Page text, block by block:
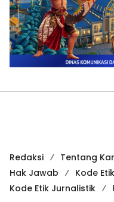
Redaksi Tentang
Hak Jawab
Kode Etik
Kode Etik Jurnalistik